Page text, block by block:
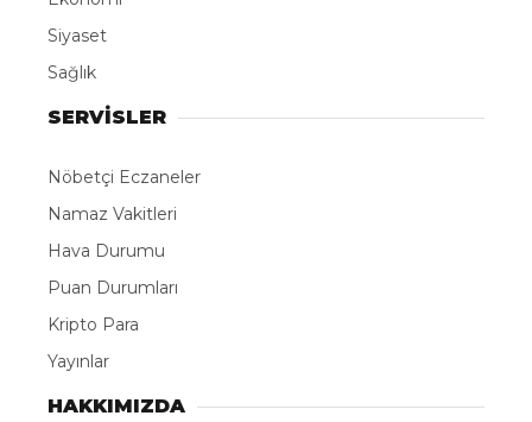
Rusya’nın Novorossiysk Limanı açıklarındaki Türk
bayraklı “MV Güllük” kuru yük gemisine insansız
Rusya’nın Taman kentine doğru seyreden Türk
yaşam mahalline isabet ettiği, can kaybı ya da
yaralanma olmadığı öğrenildi. Geminin hasar tespiti
ve onarımı için İstanbul’a doğru yola çıktığı belirtildi.